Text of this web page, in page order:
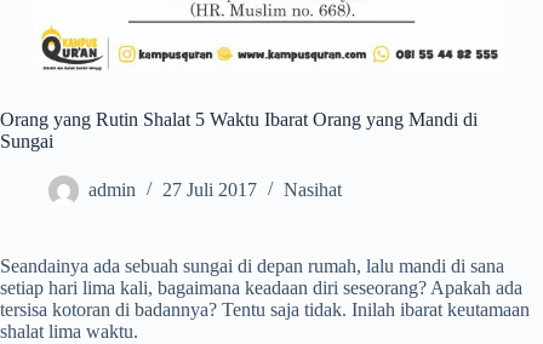
Orang yang Rutin Shalat 5 Waktu Ibarat Orang yang Mandi di
Sungai
admin 27 Juli 2017 Nasihat
Seandainya ada sebuah sungai di depan rumah, lalu mandi di sana
setiap hari lima kali, bagaimana keadaan diri seseorang? Apakah ada
tersisa kotoran di badannya? Tentu saja tidak. Inilah ibarat keutamaan
shalat lima waktu.